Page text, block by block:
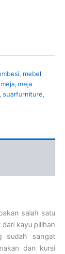
, mebel
meja, meja
, suarfurniture,
salah satu
kayu pilihan
sudah sangat
dan kursi